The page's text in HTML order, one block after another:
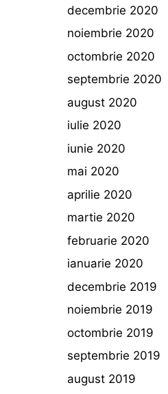
decembrie 2020
noiembrie 2020
octombrie 2020
septembrie 2020
august 2020
iulie 2020
iunie 2020
mai 2020
aprilie 2020
martie 2020
februarie 2020
ianuarie 2020
decembrie 2019
noiembrie 2019
octombrie 2019
septembrie 2019
august 2019